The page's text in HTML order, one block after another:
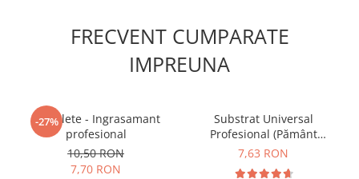
FRECVENT CUMPARATE
IMPREUNA
-27%
5 Tablete - Ingrasamant
profesional
10,50 RON
7,70 RON
Substrat Universal
Profesional (Pământ
Premium) - 5 L
7,63 RON